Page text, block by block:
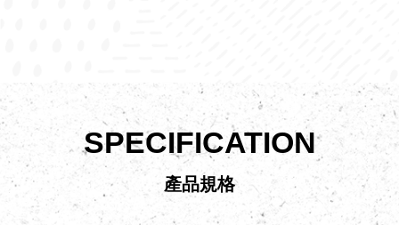
SPECIFICATION
產品規格